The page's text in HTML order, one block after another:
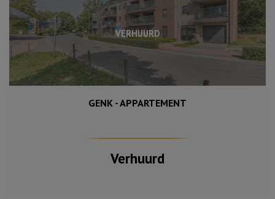
VERHUURD
88 m² 2
GENK - APPARTEMENT
Verhuurd